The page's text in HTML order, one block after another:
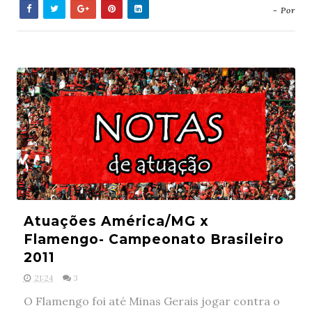
- Por
Atuações América/MG x
Flamengo- Campeonato Brasileiro
2011
21:24 3
O Flamengo foi até Minas Gerais jogar contra o